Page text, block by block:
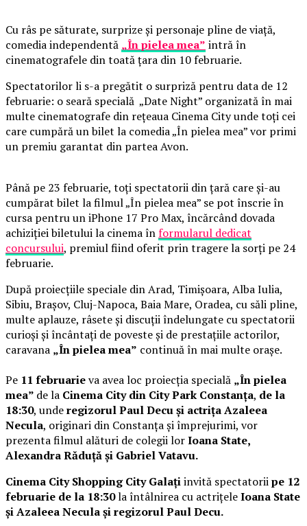
Cu râs pe săturate, surprize și personaje pline de viață,
comedia independentă „În pielea mea” intră în
cinematografele din toată țara din 10 februarie.
Spectatorilor li s-a pregătit o surpriză pentru data de 12
februarie: o seară specială „Date Night” organizată în mai
multe cinematografe din rețeaua Cinema City unde toți cei
care cumpără un bilet la comedia „În pielea mea” vor primi
un premiu garantat din partea Avon.
Până pe 23 februarie, toți spectatorii din țară care și-au
cumpărat bilet la filmul „În pielea mea” se pot înscrie în
cursa pentru un iPhone 17 Pro Max, încărcând dovada
achiziției biletului la cinema înformularul dedicat
concursului, premiul fiind oferit prin tragere la sorți pe 24
februarie.
După proiecțiile speciale din Arad, Timișoara, Alba Iulia,
Sibiu, Brașov, Cluj-Napoca, Baia Mare, Oradea, cu săli pline,
multe aplauze, râsete și discuții îndelungate cu spectatorii
curioși și încântați de poveste și de prestațiile actorilor,
caravana „În pielea mea” continuă în mai multe orașe.
Pe 11 februarieva avea loc proiecția specială „În pielea
mea” de la Cinema City din City Park Constanța, de la
18:30, underegizorul Paul Decu și actrița Azaleea
Necula, originari din Constanța și împrejurimi, vor
prezenta filmul alături de colegii lorIoana State,
Alexandra Răduță și Gabriel Vatavu.
Cinema City Shopping City Galațiinvită spectatoriipe 12
februarie de la 18:30la întâlnirea cu actrițeleIoana State
și Azaleea Necula și regizorul Paul Decu.